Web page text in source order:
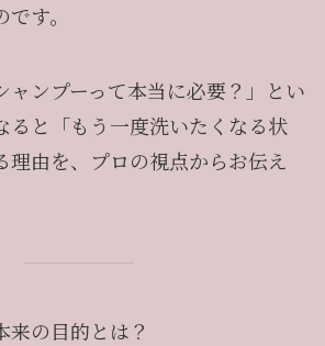
す。
ャンプーって本当に必要？」とい
ると「もう一度洗いたくなる状
理由を、プロの視点からお伝え
来の目的とは？